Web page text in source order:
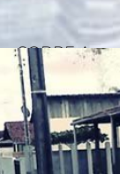
SOBRE A
A GLOBAL